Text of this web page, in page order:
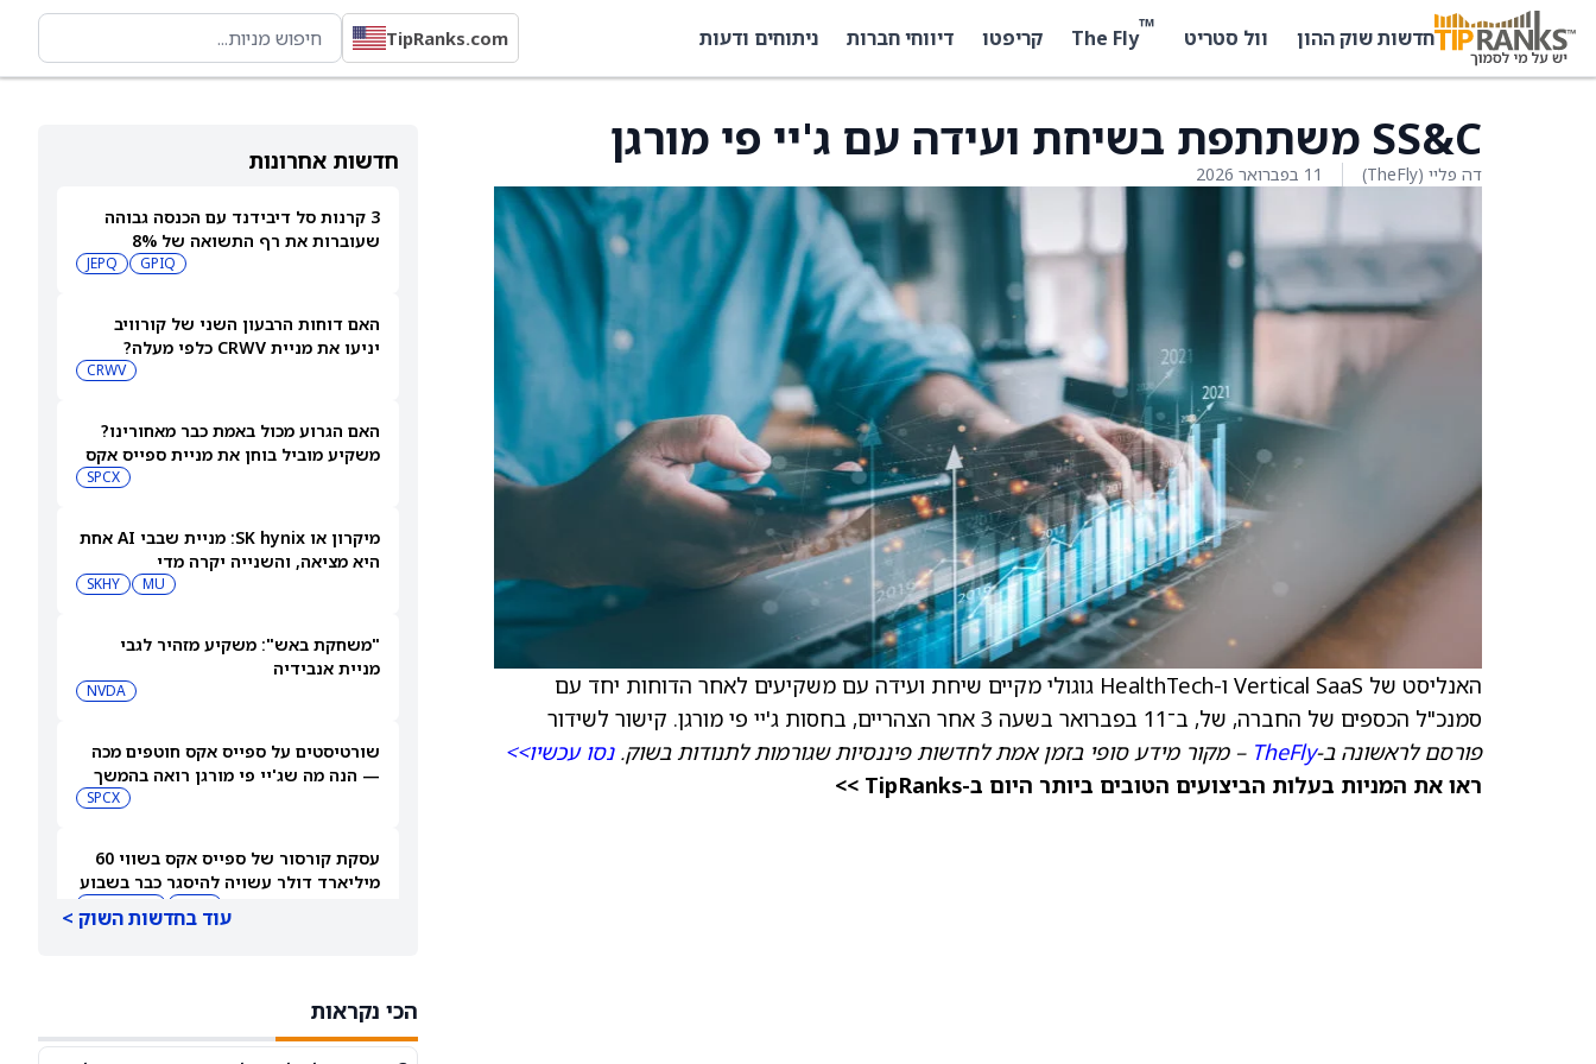
חדשות שוק ההון וול סטריט ™
The Fly קריפטו דיווחי חברות ניתוחים ודעות TipRanks.com
חדשות אחרונות
3 קרנות סל דיבידנד עם הכנסה גבוהה
שעוברות את רף התשואה של 8%
GPIQ
JEPQ
האם דוחות הרבעון השני של קורוויב
יניעו את מניית CRWV כלפי מעלה?
CRWV
האם הגרוע מכול באמת כבר מאחורינו?
משקיע מוביל בוחן את מניית ספייס אקס
SPCX
מיקרון או SK hynix: מניית שבבי AI אחת
היא מציאה, והשנייה יקרה מדי
MU
SKHY
"משחקת באש": משקיע מזהיר לגבי
מניית אנבידיה
NVDA
שורטיסטים על ספייס אקס חוטפים מכה
— הנה מה שג'יי פי מורגן רואה בהמשך
SPCX
עסקת קורסור של ספייס אקס בשווי 60
מיליארד דולר עשויה להיסגר כבר בשבוע
לטסלה
עוד בחדשות השוק >
הכי נקראות
SS&C משתתפת בשיחת ועידה עם ג'יי פי מורגן
דה פליי (TheFly) 11 בפברואר 2026
האנליסט של Vertical SaaS ו-HealthTech גוגולי מקיים שיחת ועידה עם משקיעים לאחר הדוחות יחד עם
סמנכ"ל הכספים של החברה, של, ב־11 בפברואר בשעה 3 אחר הצהריים, בחסות ג'יי פי מורגן.
קישור לשידור
פורסם לראשונה ב-TheFly – מקור מידע סופי בזמן אמת לחדשות פיננסיות שגורמות לתנודות בשוק.נסו עכשיו>>
ראו את המניות בעלות הביצועים הטובים ביותר היום ב-TipRanks >>